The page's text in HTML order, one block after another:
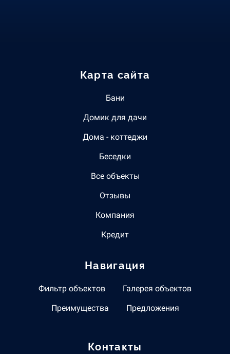
Карта сайта
Бани
Домик для дачи
Дома - коттеджи
Беседки
Все объекты
Отзывы
Компания
Кредит
Навигация
Фильтр объектов
Галерея объектов
Преимущества
Предложения
Контакты